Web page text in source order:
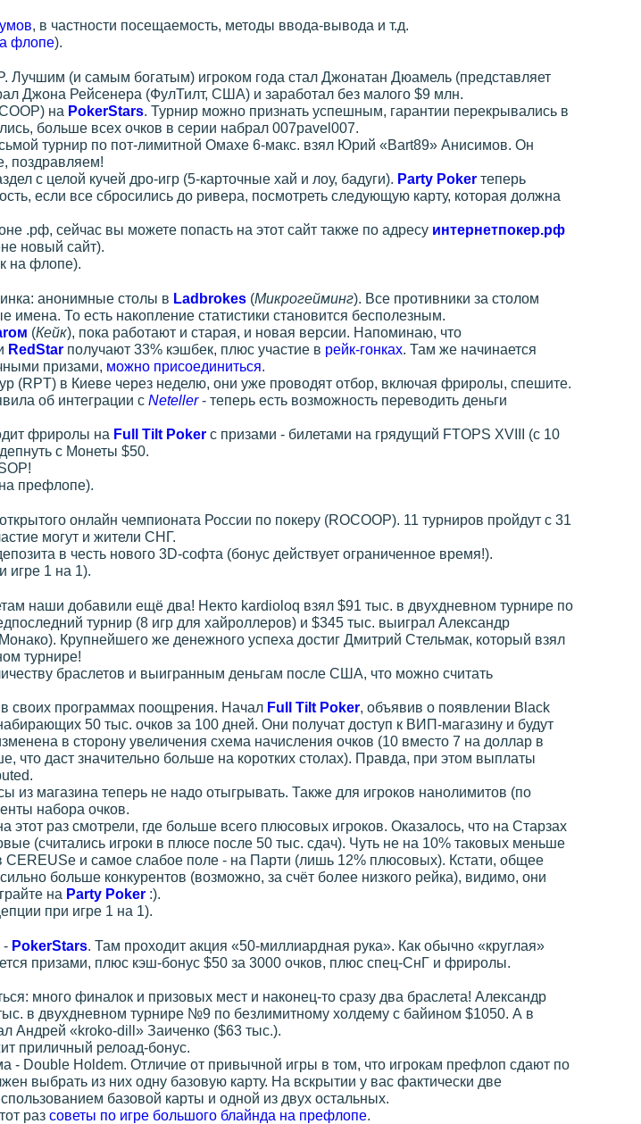
, в частности посещаемость, методы ввода-вывода и т.д.
флопе).
Лучшим (и самым богатым) игроком года стал Джонатан Дюамель (представляет
Джона Рейсенера (ФулТилт, США) и заработал без малого $9 млн.
на PokerStars. Турнир можно признать успешным, гарантии перекрывались в
больше всех очков в серии набрал 007pavel007.
турнир по пот-лимитной Омахе 6-макс. взял Юрий «Bart89» Анисимов. Он
поздравляем!
с целой кучей дро-игр (5-карточные хай и лоу, бадуги). Party Poker теперь
если все сбросились до ривера, посмотреть следующую карту, которая должна
.рф, сейчас вы можете попасть на этот сайт также по адресу интернетпокер.рф
новый сайт).
на флопе).
анонимные столы в Ladbrokes (Микрогейминг). Все противники за столом
То есть накопление статистики становится бесполезным.
(Кейк), пока работают и старая, и новая версии. Напоминаю, что
RedStar получают 33% кэшбек, плюс участие в рейк-гонках. Там же начинается
призами, можно присоединиться.
(RPT) в Киеве через неделю, они уже проводят отбор, включая фриролы, спешите.
об интеграции с Neteller- теперь есть возможность переводить деньги
фриролы на Full Tilt Poker с призами - билетами на грядущий FTOPS XVIII (с 10
с Монеты $50.
префлопе).
онлайн чемпионата России по покеру (ROCOOP). 11 турниров пройдут с 31
могут и жители СНГ.
в честь нового 3D-софта (бонус действует ограниченное время!).
игре 1 на 1).
наши добавили ещё два! Некто kardioloq взял $91 тыс. в двухдневном турнире по
турнир (8 игр для хайроллеров) и $345 тыс. выиграл Александр
Крупнейшего же денежного успеха достиг Дмитрий Стельмак, который взял
турнире!
браслетов и выигранным деньгам после США, что можно считать
своих программах поощрения. Начал Full Tilt Poker, объявив о появлении Black
50 тыс. очков за 100 дней. Они получат доступ к ВИП-магазину и будут
в сторону увеличения схема начисления очков (10 вместо 7 на доллар в
что даст значительно больше на коротких столах). Правда, при этом выплаты
из магазина теперь не надо отыгрывать. Также для игроков нанолимитов (по
набора очков.
раз смотрели, где больше всего плюсовых игроков. Оказалось, что на Старзах
(считались игроки в плюсе после 50 тыс. сдач). Чуть не на 10% таковых меньше
CEREUSе и самое слабое поле - на Парти (лишь 12% плюсовых). Кстати, общее
больше конкурентов (возможно, за счёт более низкого рейка), видимо, они
на Party Poker :).
при игре 1 на 1).
- PokerStars. Там проходит акция «50-миллиардная рука». Как обычно «круглая»
призами, плюс кэш-бонус $50 за 3000 очков, плюс спец-СнГ и фриролы.
много финалок и призовых мест и наконец-то сразу два браслета! Александр
в двухдневном турнире №9 по безлимитному холдему с байином $1050. А в
Андрей «kroko-dill» Заиченко ($63 тыс.).
приличный релоад-бонус.
- Double Holdem. Отличие от привычной игры в том, что игрокам префлоп сдают по
выбрать из них одну базовую карту. На вскрытии у вас фактически две
базовой карты и одной из двух остальных.
раз советы по игре большого блайнда на префлопе.